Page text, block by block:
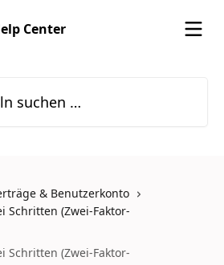
& Benutzerkonto
Schritten (Zwei-Faktor-
Schritten (Zwei-Faktor-